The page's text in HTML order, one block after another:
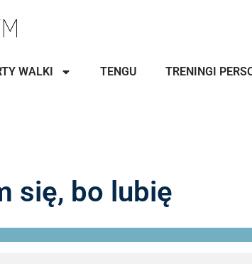
WALKI TENGU TRENINGI
się, bo lubię